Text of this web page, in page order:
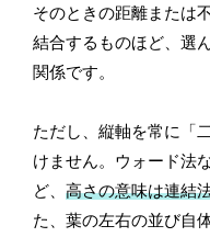
そのときの距離または
結合するものほど、選
関係です。
ただし、縦軸を常に「
けません。ウォード法
ど、高さの意味は連結
た、葉の左右の並び自